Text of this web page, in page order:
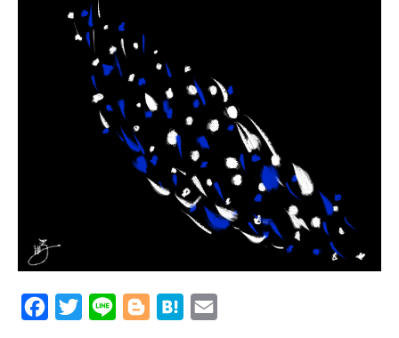
Facebook
TwitterLine BloggerHatena